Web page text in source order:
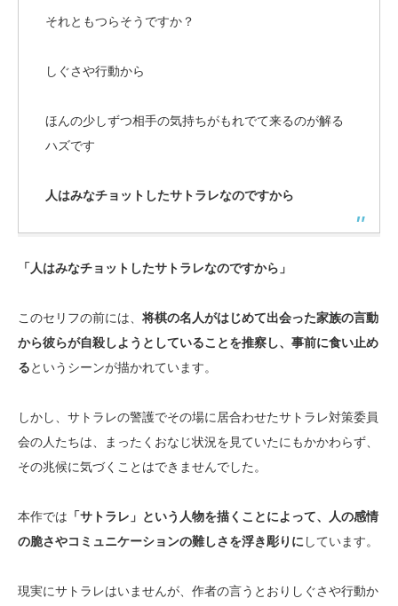
それともつらそうですか？
しぐさや行動から
ほんの少しずつ相手の気持ちがもれでて来るのが解る
ハズです
人はみなチョットしたサトラレなのですから
「人はみなチョットしたサトラレなのですから」
このセリフの前には、 将棋の名人がはじめて出会った家族の言動
から彼らが自殺しようとしていることを推察し、事前に食い止め
るというシーンが描かれています。
しかし、サトラレの警護でその場に居合わせたサトラレ対策委員
会の人たちは、まったくおなじ状況を見ていたにもかかわらず、
その兆候に気づくことはできませんでした。
本作では 「サトラレ」という人物を描くことによって、人の感情
の脆さやコミュニケーションの難しさを浮き彫りに しています。
現実にサトラレはいませんが、作者の言うとおりしぐさや行動か